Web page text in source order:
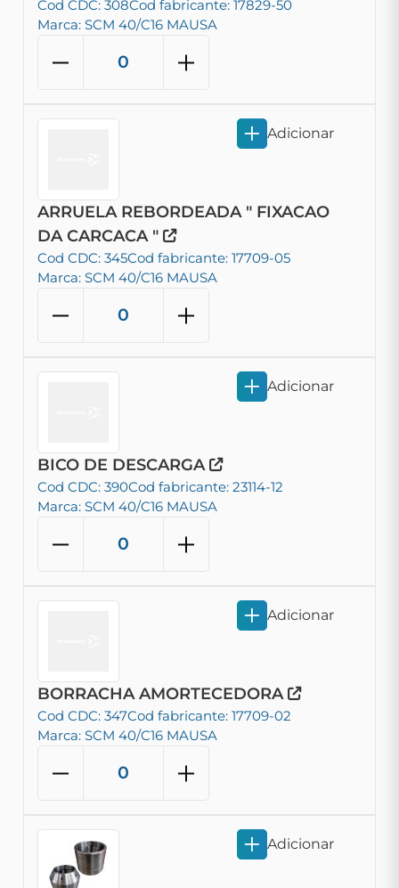
Cod CDC: 308Cod fabricante: 17829-50
Marca: SCM 40/C16 MAUSA
ARRUELA REBORDEADA " FIXACAO
DA CARCACA "
Cod CDC: 345Cod fabricante: 17709-05
Marca: SCM 40/C16 MAUSA
Adicionar
BICO DE DESCARGA
Cod CDC: 390Cod fabricante: 23114-12
Marca: SCM 40/C16 MAUSA
Adicionar
BORRACHA AMORTECEDORA
Cod CDC: 347Cod fabricante: 17709-02
Marca: SCM 40/C16 MAUSA
Adicionar
Adicionar